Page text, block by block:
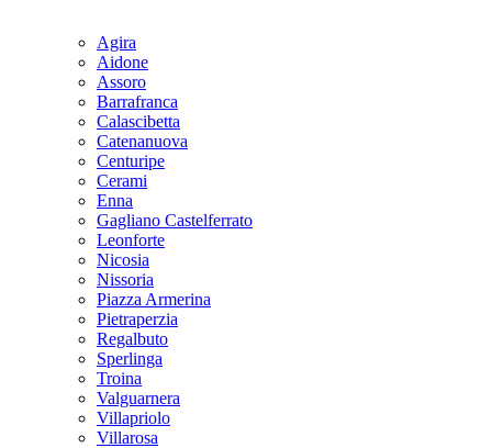
Agira
Aidone
Assoro
Barrafranca
Calascibetta
Catenanuova
Centuripe
Cerami
Enna
Gagliano Castelferrato
Leonforte
Nicosia
Nissoria
Piazza Armerina
Pietraperzia
Regalbuto
Sperlinga
Troina
Valguarnera
Villapriolo
Villarosa